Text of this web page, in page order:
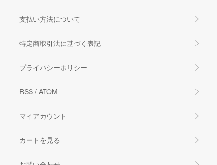
支払い方法について
特定商取引法に基づく表記
プライバシーポリシー
RSS / ATOM
マイアカウント
カートを見る